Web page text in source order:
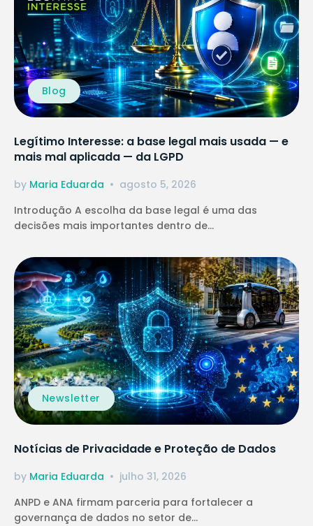
Blog
Legítimo Interesse: a base legal mais usada — e
mais mal aplicada — da LGPD
by Maria Eduarda
agosto 5, 2026
Introdução A escolha da base legal é uma das
decisões mais importantes dentro de...
Newsletter
Notícias de Privacidade e Proteção de Dados
by Maria Eduarda
julho 31, 2026
ANPD e ANA firmam parceria para fortalecer a
governança de dados no setor de...